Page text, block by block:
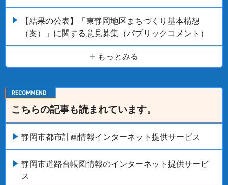
【結果の公表】「東静岡地区まちづくり基本構想
（案）」に関する意見募集（パブリックコメント）
もっとみる
こちらの記事も読まれています。
静岡市都市計画情報インターネット提供サービス
静岡市道路台帳図情報のインターネット提供サービ
ス